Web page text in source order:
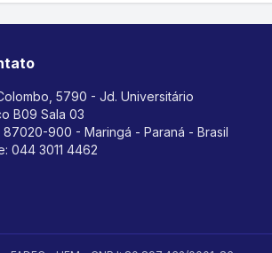
5790 - Jd. Universitário
B09 Sala 03
87020-900 - Maringá - Paraná - Brasil
044 3011 4462